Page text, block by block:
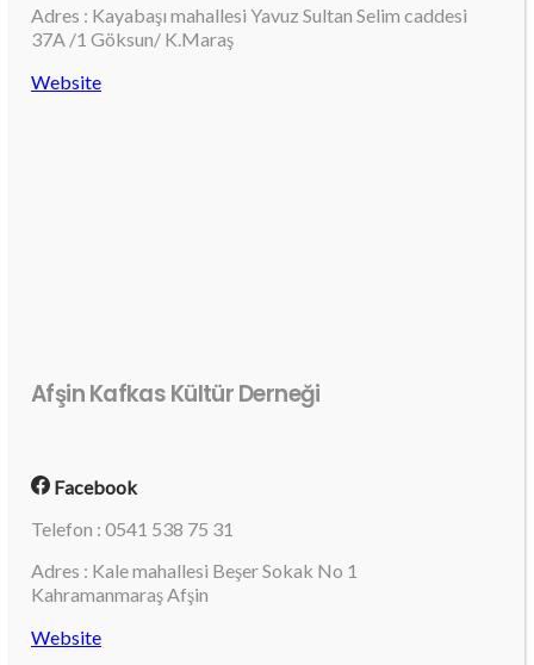
Adres : Kayabaşı mahallesi Yavuz Sultan Selim caddesi
37A /1 Göksun/ K.Maraş
Website
Afşin Kafkas Kültür Derneği
Facebook
Telefon : 0541 538 75 31
Adres : Kale mahallesi Beşer Sokak No 1
Kahramanmaraş Afşin
Website